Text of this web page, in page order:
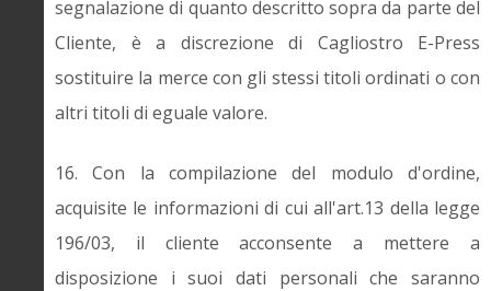
segnalazione di quanto descritto sopra da parte del
Cliente, è a discrezione di Cagliostro E-Press
sostituire la merce con gli stessi titoli ordinati o con
altri titoli di eguale valore.
16. Con la compilazione del modulo d'ordine,
acquisite le informazioni di cui all'art.13 della legge
196/03, il cliente acconsente a mettere a
disposizione i suoi dati personali che saranno